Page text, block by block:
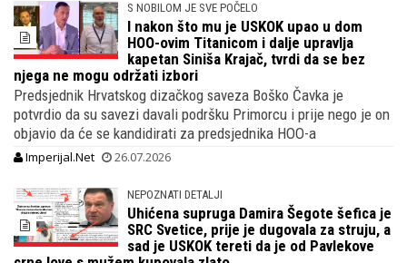
S NOBILOM JE SVE POČELO
I nakon što mu je USKOK upao u dom
HOO-ovim Titanicom i dalje upravlja
kapetan Siniša Krajač, tvrdi da se bez
njega ne mogu održati izbori
Predsjednik Hrvatskog dizačkog saveza Boško Čavka je
potvrdio da su savezi davali podršku Primorcu i prije nego je on
objavio da će se kandidirati za predsjednika HOO-a
Imperijal.Net 26.07.2026
NEPOZNATI DETALJI
Uhićena supruga Damira Šegote šefica je
SRC Svetice, prije je dugovala za struju, a
sad je USKOK tereti da je od Pavlekove